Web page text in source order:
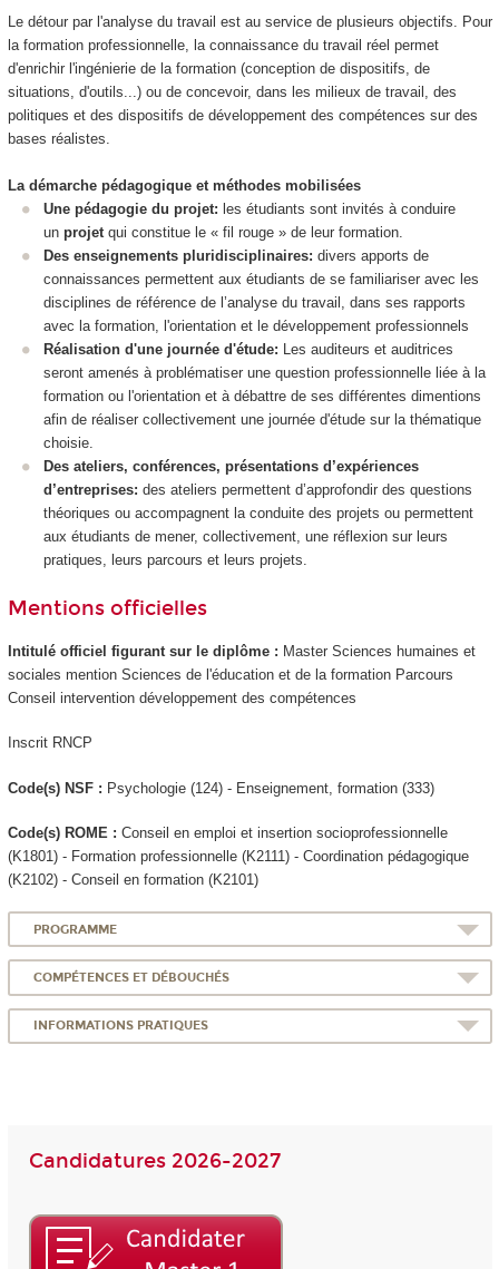
Le détour par l'analyse du travail est au service de plusieurs objectifs. Pour
la formation professionnelle, la connaissance du travail réel permet
d'enrichir l'ingénierie de la formation (conception de dispositifs, de
situations, d'outils...) ou de concevoir, dans les milieux de travail, des
politiques et des dispositifs de développement des compétences sur des
bases réalistes.
La démarche pédagogique et méthodes mobilisées
Une pédagogie du projet: les étudiants sont invités à conduire
un projetqui constitue le « fil rouge » de leur formation.
Des enseignements pluridisciplinaires: divers apports de
connaissances permettent aux étudiants de se familiariser avec les
disciplines de référence de l’analyse du travail, dans ses rapports
avec la formation, l'orientation et le développement professionnels
Réalisation d'une journée d'étude: Les auditeurs et auditrices
seront amenés à problématiser une question professionnelle liée à la
formation ou l'orientation et à débattre de ses différentes dimentions
afin de réaliser collectivement une journée d'étude sur la thématique
choisie.
Des ateliers, conférences, présentations d’expériences
d’entreprises: des ateliers permettent d’approfondir des questions
théoriques ou accompagnent la conduite des projets ou permettent
aux étudiants de mener, collectivement, une réflexion sur leurs
pratiques, leurs parcours et leurs projets.
Mentions officielles
Intitulé officiel figurant sur le diplôme : Master Sciences humaines et
sociales mention Sciences de l'éducation et de la formation Parcours
Conseil intervention développement des compétences
Inscrit RNCP
Code(s) NSF : Psychologie (124) - Enseignement, formation (333)
Code(s) ROME : Conseil en emploi et insertion socioprofessionnelle
(K1801) - Formation professionnelle (K2111) - Coordination pédagogique
(K2102) - Conseil en formation (K2101)
PROGRAMME
COMPÉTENCES ET DÉBOUCHÉS
INFORMATIONS PRATIQUES
Candidatures 2026-2027